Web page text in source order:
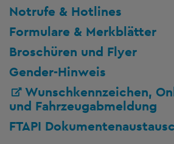
Notrufe & Hotlines
Formulare & Merkblätter
Broschüren und Flyer
Gender-Hinweis
Wunschkennzeichen,
und Fahrzeugabmeldung
FTAPI